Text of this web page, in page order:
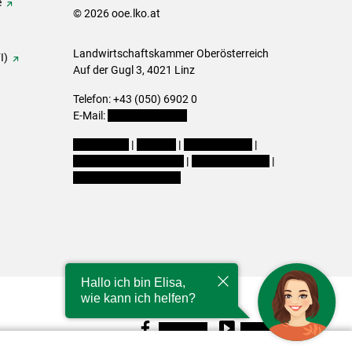
© 2026 ooe.lko.at
Landwirtschaftskammer Oberösterreich
Auf der Gugl 3, 4021 Linz
Telefon: +43 (050) 6902 0
E-Mail:
| |
|
|
|
Facebook Youtube
Hallo ich bin Elisa,
wie kann ich helfen?